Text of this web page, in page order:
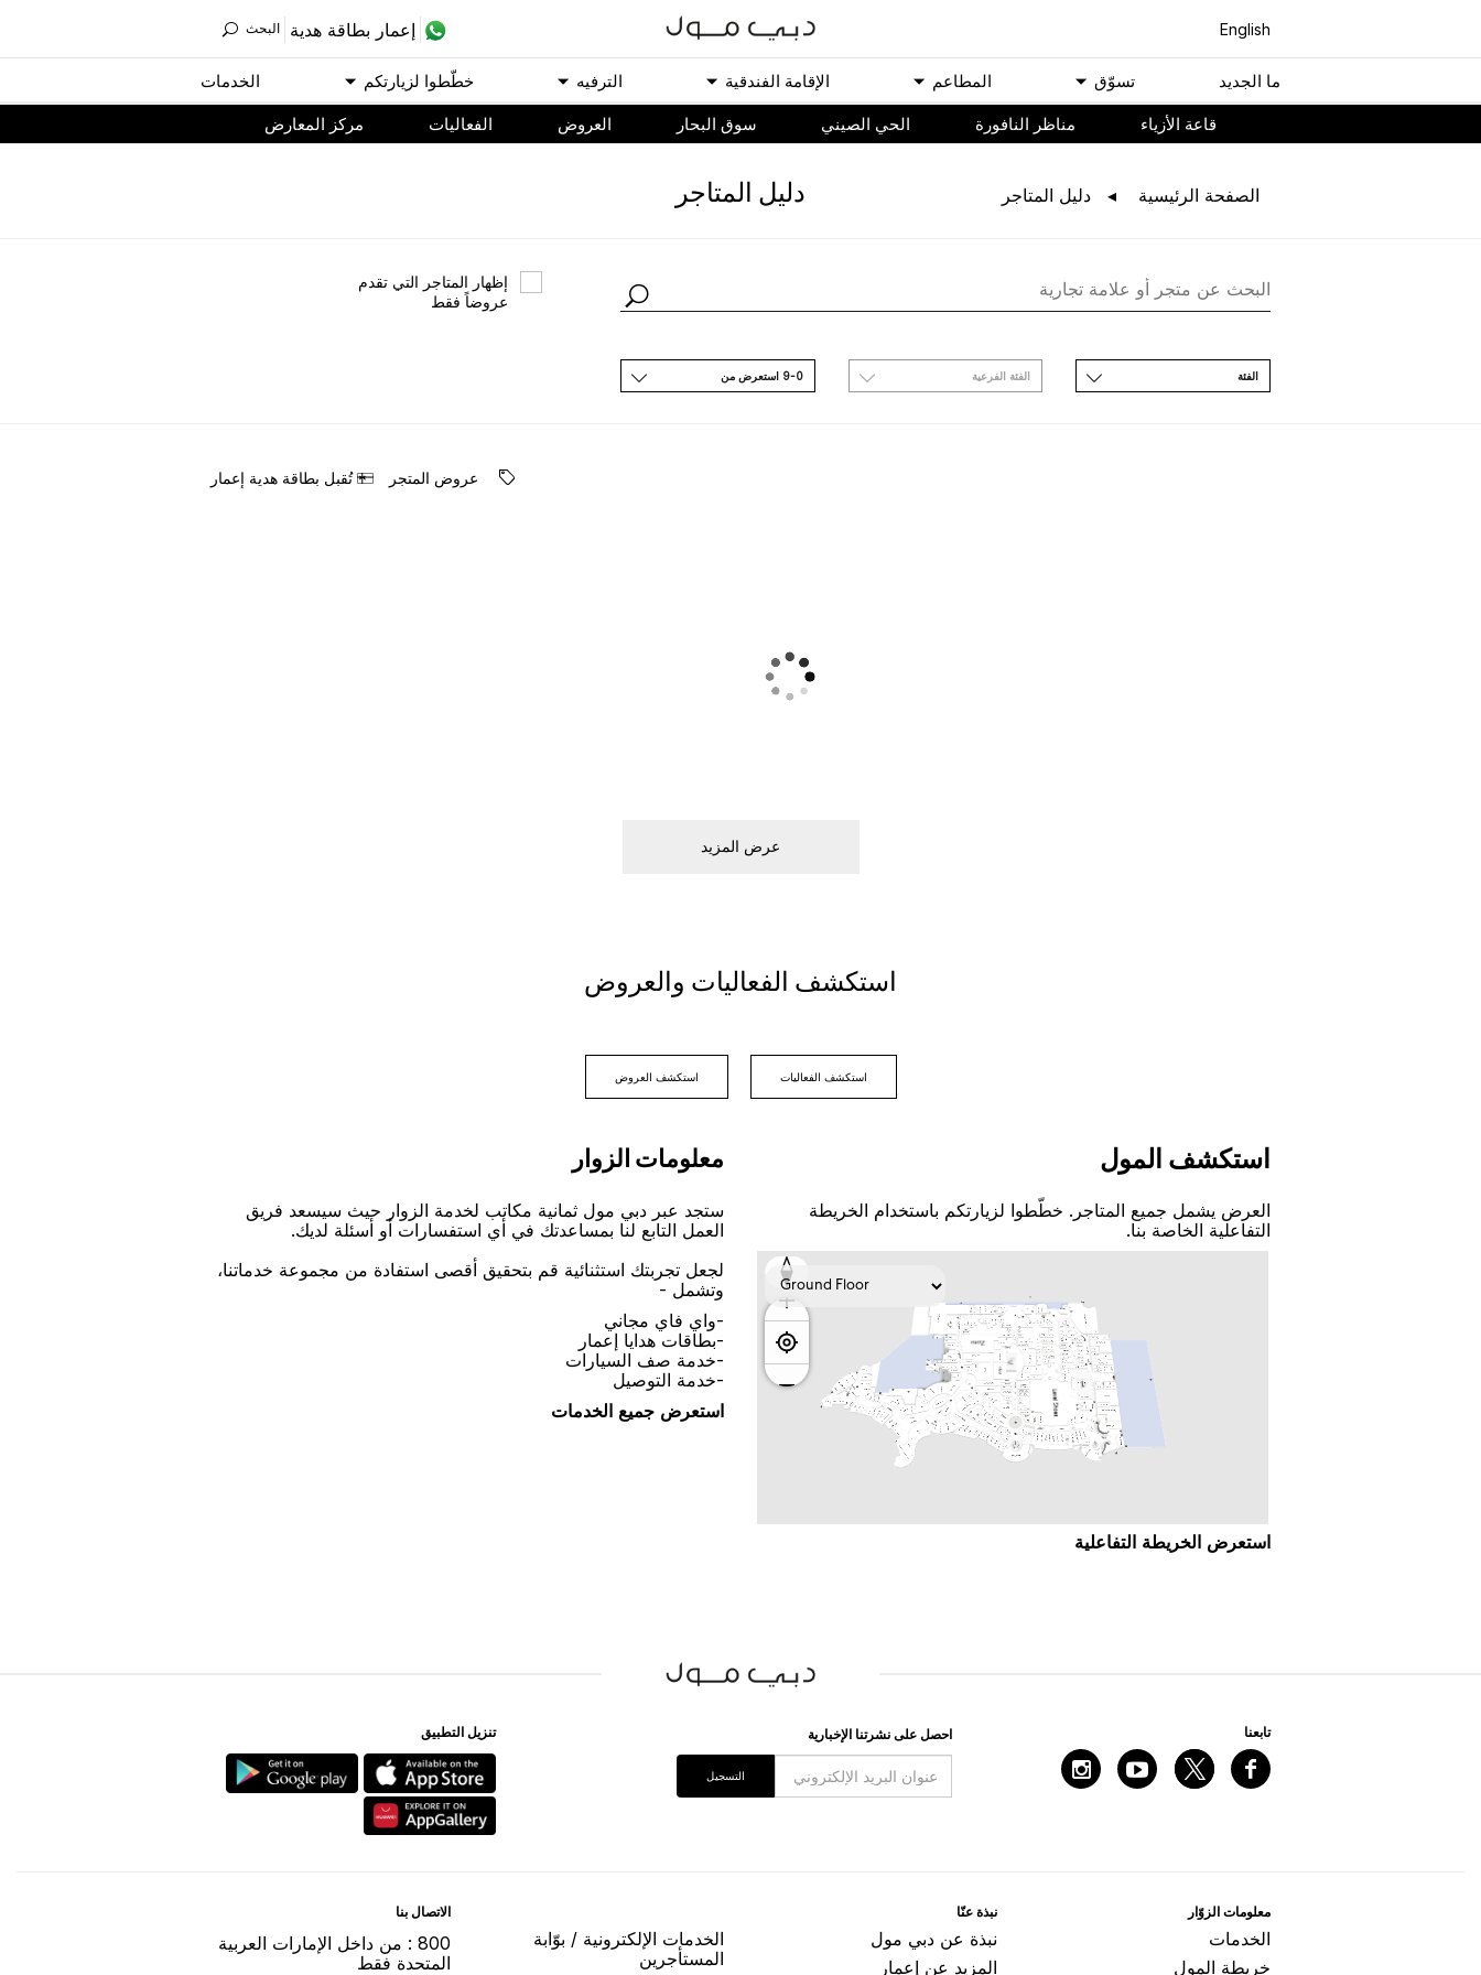
English ﺇﻋﻤﺎﺭ ﺑﻄﺎﻗﺔ ﻫﺪﻳﺔ اﻟﺒﺤﺚ
ﻣﺎ اﻟﺠﺪﻳﺪ ﺗﺴﻮّﻕ اﻟﻤﻄﺎﻋﻢ اﻹﻗﺎﻣﺔ اﻟﻔﻨﺪﻗﻴﺔ اﻟﺘﺮﻓﻴﻪ ﺧﻄّﻄﻮا ﻟﺰﻳﺎﺭﺗﻜﻢ اﻟﺨﺪﻣﺎﺕ
ﻗﺎﻋﺔ اﻷﺯﻳﺎء مناظر النافورة الحي الصيني سوق البحار اﻟﻌﺮﻭﺽ اﻟﻔﻌﺎﻟﻴﺎﺕ مركز المعارض
اﻟﺼﻔﺤﺔ اﻟﺮﺋﻴﺴﻴﺔ ﺩﻟﻴﻞ اﻟﻤﺘﺎﺟﺮ ﺩﻟﻴﻞ اﻟﻤﺘﺎﺟﺮ
ﺇﻇﻬﺎﺭ اﻟﻤﺘﺎﺟﺮ اﻟﺘﻲ ﺗﻘﺪﻡ
ﻋﺮﻭﺿﺎً ﻓﻘﻂ
اﻟﻔﺌﺔ اﻟﻔﺌﺔ اﻟﻔﺮﻋﻴﺔ 9-0 اﺳﺘﻌﺮﺽ ﻣﻦ
ﻋﺮﻭﺽ اﻟﻤﺘﺠﺮ ﺗُﻘﺒﻞ ﺑﻄﺎﻗﺔ ﻫﺪﻳﺔ ﺇﻋﻤﺎﺭ
ﻋﺮﺽ اﻟﻤﺰﻳﺪ
اﺳﺘﻜﺸﻒ اﻟﻔﻌﺎﻟﻴﺎﺕ ﻭاﻟﻌﺮﻭﺽ
اﺳﺘﻜﺸﻒ اﻟﻔﻌﺎﻟﻴﺎﺕ اﺳﺘﻜﺸﻒ اﻟﻌﺮﻭﺽ
اﺳﺘﻜﺸﻒ اﻟﻤﻮﻝ
اﻟﻌﺮﺽ ﻳﺸﻤﻞ ﺟﻤﻴﻊ اﻟﻤﺘﺎﺟﺮ. ﺧﻄّﻄﻮا ﻟﺰﻳﺎﺭﺗﻜﻢ ﺑﺎﺳﺘﺨﺪاﻡ اﻟﺨﺮﻳﻄﺔ
اﻟﺘﻔﺎﻋﻠﻴﺔ اﻟﺨﺎﺻﺔ ﺑﻨﺎ.
اﺳﺘﻌﺮﺽ اﻟﺨﺮﻳﻄﺔ اﻟﺘﻔﺎﻋﻠﻴﺔ
ﻣﻌﻠﻮﻣﺎﺕ اﻟﺰﻭاﺭ
ﺳﺘﺠﺪ ﻋﺒﺮ ﺩﺑﻲ ﻣﻮﻝ ﺛﻤﺎﻧﻴﺔ ﻣﻜﺎﺗﺐ ﻟﺨﺪﻣﺔ اﻟﺰﻭاﺭ ﺣﻴﺚ ﺳﻴﺴﻌﺪ ﻓﺮﻳﻖ
اﻟﻌﻤﻞ اﻟﺘﺎﺑﻊ ﻟﻨﺎ ﺑﻤﺴﺎﻋﺪﺗﻚ ﻓﻲ ﺃﻱ اﺳﺘﻔﺴﺎﺭاﺕ ﺃﻭ ﺃﺳﺌﻠﺔ ﻟﺪﻳﻚ.
ﻟﺠﻌﻞ ﺗﺠﺮﺑﺘﻚ اﺳﺘﺜﻨﺎﺋﻴﺔ ﻗﻢ ﺑﺘﺤﻘﻴﻖ ﺃﻗﺼﻰ اﺳﺘﻔﺎﺩﺓ ﻣﻦ ﻣﺠﻤﻮﻋﺔ ﺧﺪﻣﺎﺗﻨﺎ،
ﻭﺗﺸﻤﻞ -
-ﻭاﻱ ﻓﺎﻱ ﻣﺠﺎﻧﻲ
-ﺑﻄﺎﻗﺎﺕ ﻫﺪاﻳﺎ ﺇﻋﻤﺎﺭ
-ﺧﺪﻣﺔ ﺻﻒ اﻟﺴﻴﺎﺭاﺕ
-ﺧﺪﻣﺔ اﻟﺘﻮﺻﻴﻞ
اﺳﺘﻌﺮﺽ ﺟﻤﻴﻊ اﻟﺨﺪﻣﺎﺕ
ﺗﺎﺑﻌﻨﺎ اﺣﺼﻞ ﻋﻠﻰ ﻧﺸﺮﺗﻨﺎ اﻹﺧﺒﺎﺭﻳﺔ
اﻟﺘﺴﺠﻴﻞ
ﺗﻨﺰﻳﻞ اﻟﺘﻄﺒﻴﻖ
ﻣﻌﻠﻮﻣﺎﺕ اﻟﺰﻭّاﺭ
اﻟﺨﺪﻣﺎﺕ
ﺧﺮﻳﻄﺔ اﻟﻤﻮﻝ
ﻧﺒﺬﺓ ﻋﻨّﺎ
ﻧﺒﺬﺓ ﻋﻦ ﺩﺑﻲ ﻣﻮﻝ
المزيد عن إعمار
اﻟﺨﺪﻣﺎﺕ اﻹﻟﻜﺘﺮﻭﻧﻴﺔ / ﺑﻮّاﺑﺔ
اﻟﻤﺴﺘﺄﺟﺮﻳﻦ
اﻻﺗﺼﺎﻝ ﺑﻨﺎ
800 : ﻣﻦ ﺩاﺧﻞ اﻹﻣﺎﺭاﺕ اﻟﻌﺮﺑﻴﺔ
اﻟﻤﺘﺤﺪﺓ ﻓﻘﻂ